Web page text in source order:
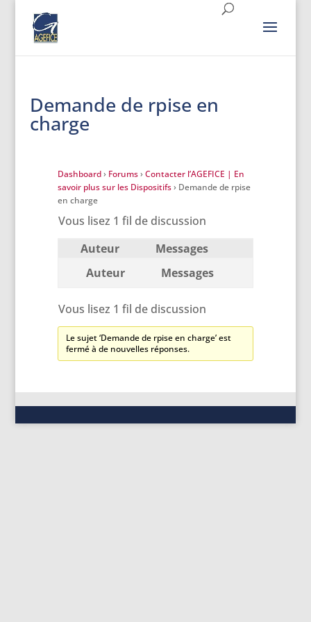
Demande de rpise en
charge
Dashboard › Forums › Contacter l’AGEFICE | En
savoir plus sur les Dispositifs › Demande de rpise
en charge
Vous lisez 1 fil de discussion
Auteur
Messages
Auteur
Messages
Vous lisez 1 fil de discussion
Le sujet ‘Demande de rpise en charge’ est
fermé à de nouvelles réponses.